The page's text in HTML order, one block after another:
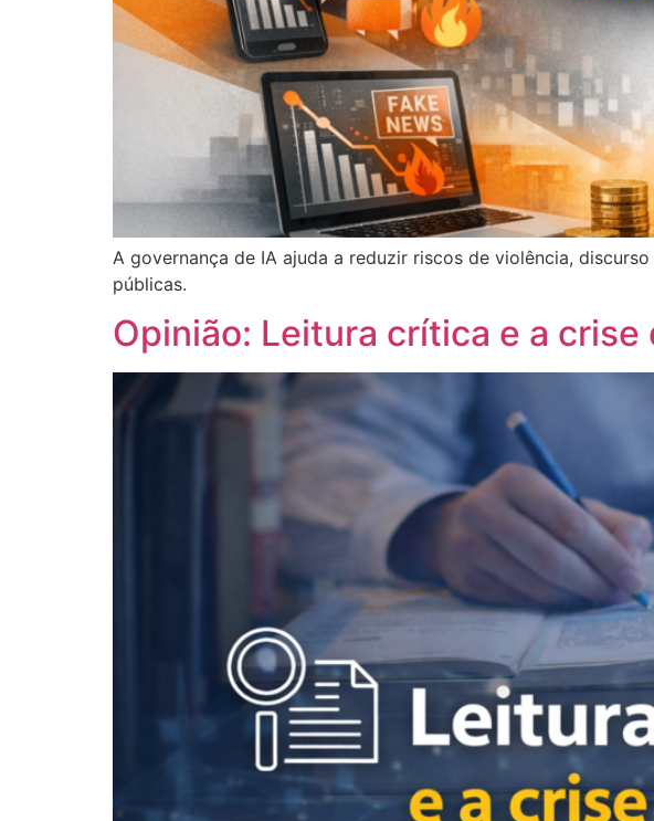
A governança de IA ajuda a reduzir riscos de violência,
públicas.
Opinião: Leitura crítica e a